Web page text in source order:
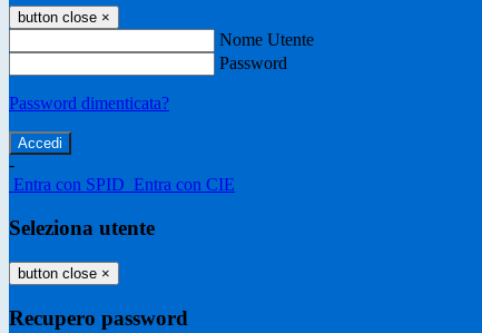
button close ×
Nome Utente
Password
Password dimenticata?
-
Entra con SPID Entra con CIE
Seleziona utente
button close ×
Recupero password